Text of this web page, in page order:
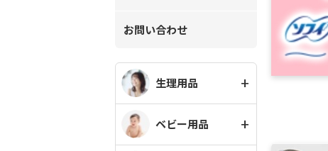
お問い合わせ
生理用品
ベビー用品